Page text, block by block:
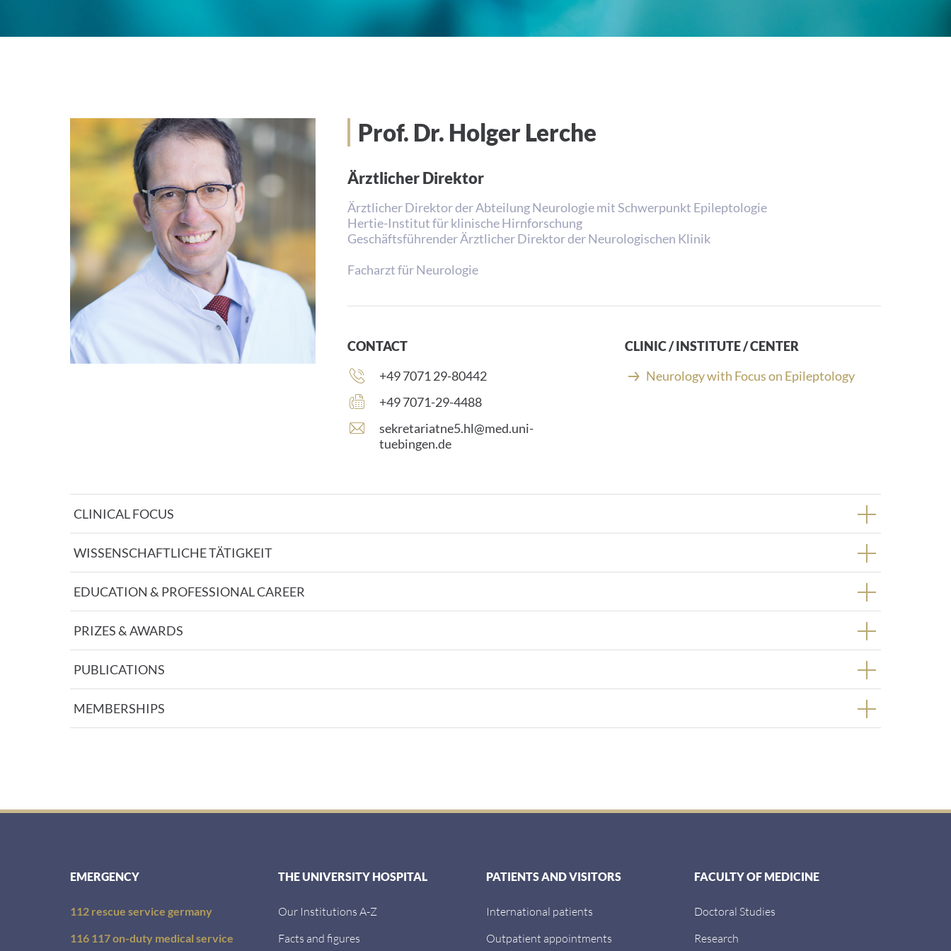
Prof. Dr. Holger Lerche
Ärztlicher Direktor
Ärztlicher Direktor der Abteilung Neurologie mit Schwerpunkt Epileptologie
Hertie-Institut für klinische Hirnforschung
Geschäftsführender Ärztlicher Direktor der Neurologischen Klinik
Facharzt für Neurologie
CONTACT
Phone
+49 7071 29-80442
Fax
+49 7071-29-4488
E
-
d
s
sekretariatne5.hl@med.uni-
tuebingen.de
CLINIC / INSTITUTE / CENTER
Neurology with Focus on Epileptology
CLINICAL FOCUS
WISSENSCHAFTLICHE TÄTIGKEIT
EDUCATION & PROFESSIONAL CAREER
PRIZES & AWARDS
PUBLICATIONS
MEMBERSHIPS
EMERGENCY
112 rescue service germany
116 117 on-duty medical service
THE UNIVERSITY HOSPITAL
Our Institutions A-Z
Facts and figures
PATIENTS AND VISITORS
International patients
Outpatient appointments
FACULTY OF MEDICINE
Doctoral Studies
Research